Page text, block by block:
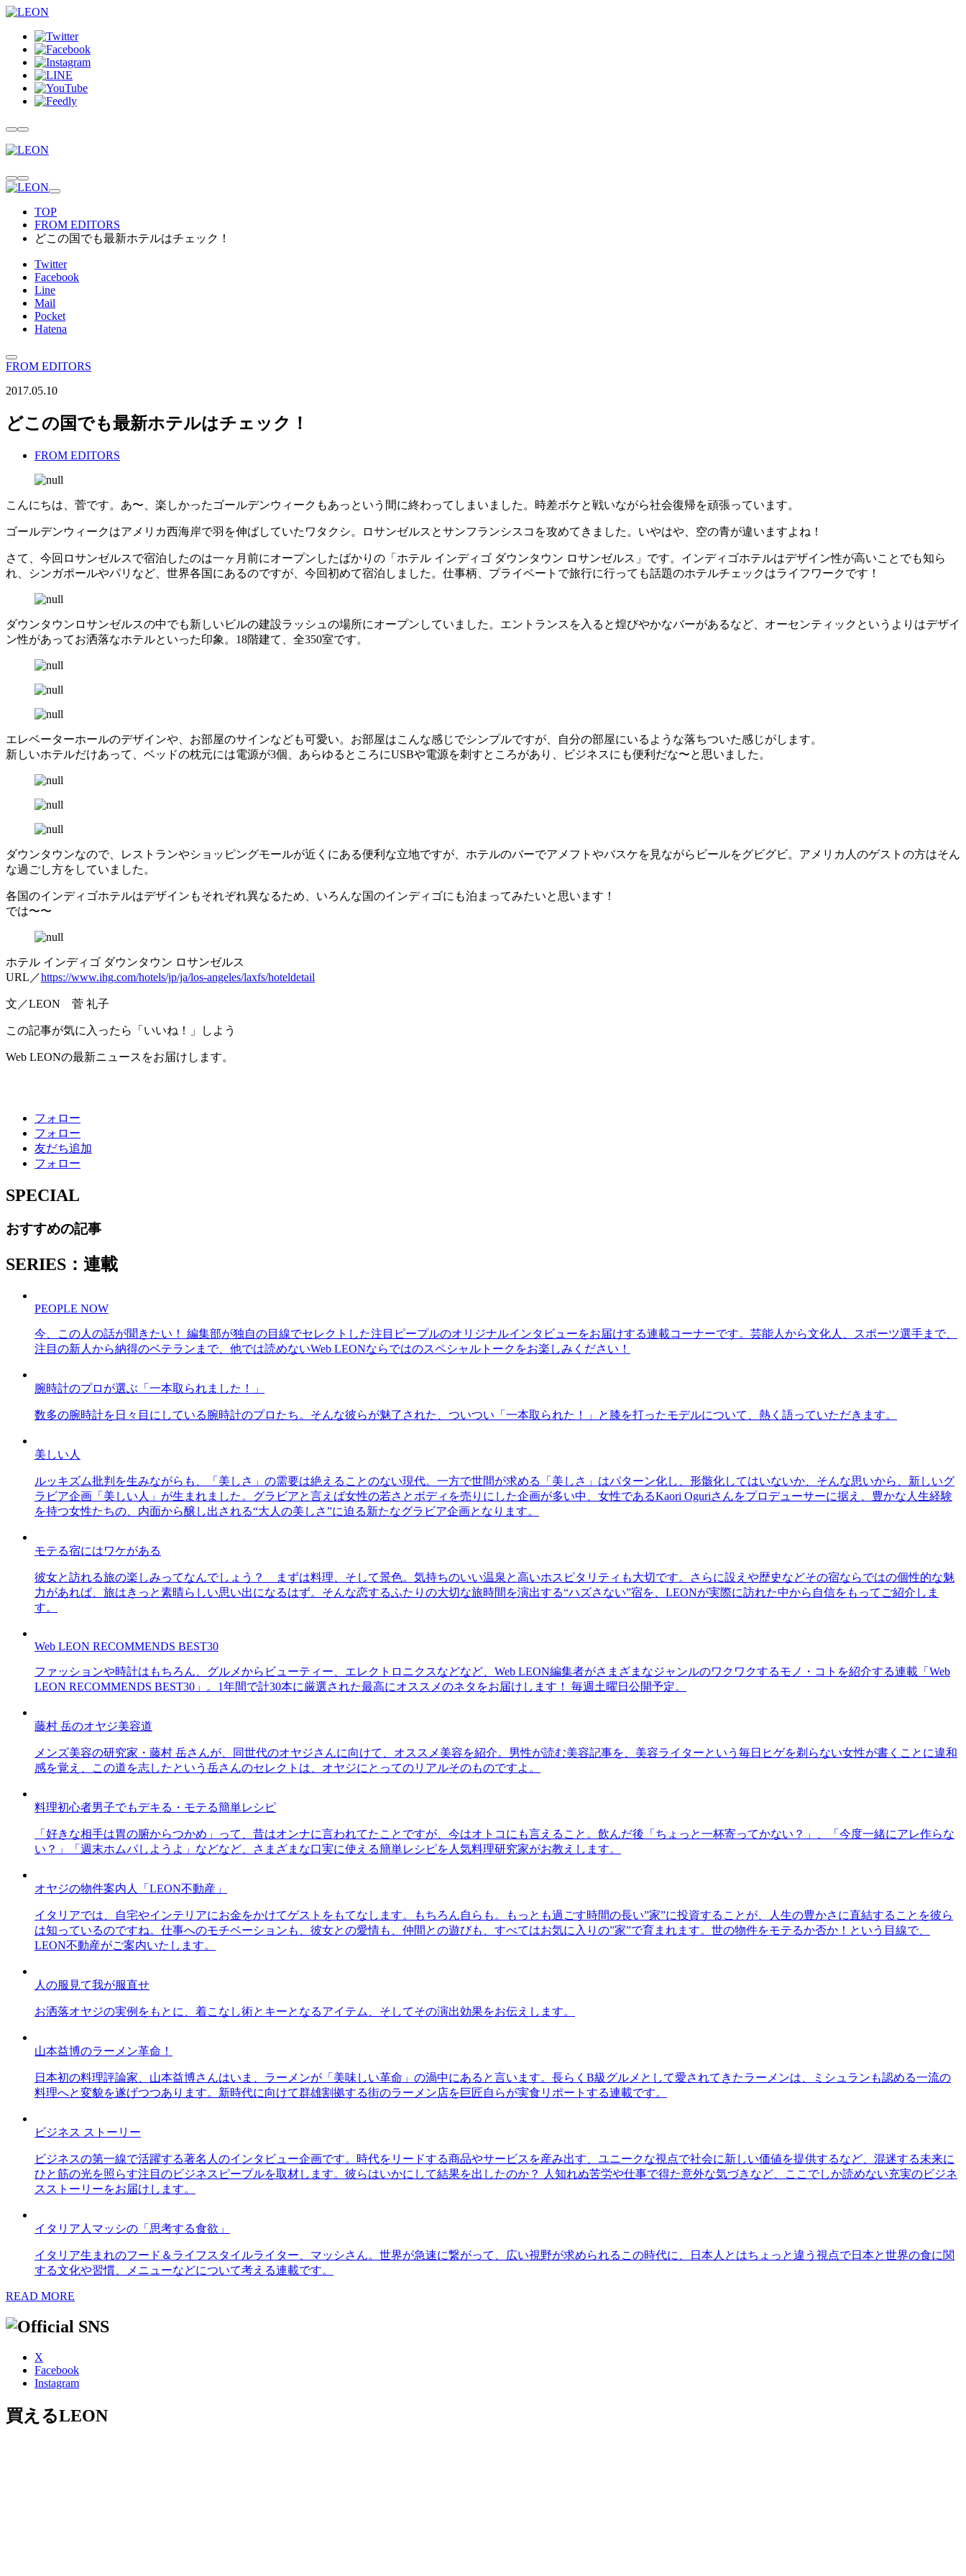
TOP
FROM EDITORS
どこの国でも最新ホテルはチェック！
Twitter
Facebook
Line
Mail
Pocket
Hatena
FROM EDITORS
2017.05.10
どこの国でも最新ホテルはチェック！
FROM EDITORS
こんにちは、菅です。あ〜、楽しかったゴールデンウィークもあっという間に終わってしまいました。時差ボケと戦いながら社会復帰を頑張っています。
ゴールデンウィークはアメリカ西海岸で羽を伸ばしていたワタクシ。ロサンゼルスとサンフランシスコを攻めてきました。いやはや、空の青が違いますよね！
さて、今回ロサンゼルスで宿泊したのは一ヶ月前にオープンしたばかりの「ホテル インディゴ ダウンタウン ロサンゼルス」です。インディゴホテルはデザイン性が高いことでも知ら
れ、シンガポールやパリなど、世界各国にあるのですが、今回初めて宿泊しました。仕事柄、プライベートで旅行に行っても話題のホテルチェックはライフワークです！
ダウンタウンロサンゼルスの中でも新しいビルの建設ラッシュの場所にオープンしていました。エントランスを入ると煌びやかなバーがあるなど、オーセンティックというよりはデザイ
ン性があってお洒落なホテルといった印象。18階建て、全350室です。
エレベーターホールのデザインや、お部屋のサインなども可愛い。お部屋はこんな感じでシンプルですが、自分の部屋にいるような落ちついた感じがします。
新しいホテルだけあって、ベッドの枕元には電源が3個、あらゆるところにUSBや電源を刺すところがあり、ビジネスにも便利だな〜と思いました。
ダウンタウンなので、レストランやショッピングモールが近くにある便利な立地ですが、ホテルのバーでアメフトやバスケを見ながらビールをグビグビ。アメリカ人のゲストの方はそん
な過ごし方をしていました。
各国のインディゴホテルはデザインもそれぞれ異なるため、いろんな国のインディゴにも泊まってみたいと思います！
では〜〜
ホテル インディゴ ダウンタウン ロサンゼルス
URL／https://www.ihg.com/hotels/jp/ja/los-angeles/laxfs/hoteldetail
文／LEON 菅 礼子
この記事が気に入ったら「いいね！」しよう
Web LEONの最新ニュースをお届けします。
フォロー
フォロー
友だち追加
フォロー
SPECIAL
おすすめの記事
SERIES：連載
PEOPLE NOW
今、この人の話が聞きたい！ 編集部が独自の目線でセレクトした注目ピープルのオリジナルインタビューをお届けする連載コーナーです。芸能人から文化人、スポーツ選手まで、
注目の新人から納得のベテランまで、他では読めないWeb LEONならではのスペシャルトークをお楽しみください！
腕時計のプロが選ぶ「一本取られました！」
数多の腕時計を日々目にしている腕時計のプロたち。そんな彼らが魅了された、ついつい「一本取られた！」と膝を打ったモデルについて、熱く語っていただきます。
美しい人
ルッキズム批判を生みながらも、「美しさ」の需要は絶えることのない現代。一方で世間が求める「美しさ」はパターン化し、形骸化してはいないか、そんな思いから、新しいグ
ラビア企画「美しい人」が生まれました。グラビアと言えば女性の若さとボディを売りにした企画が多い中、女性であるKaori Oguriさんをプロデューサーに据え、豊かな人生経験
を持つ女性たちの、内面から醸し出される“大人の美しさ”に迫る新たなグラビア企画となります。
モテる宿にはワケがある
彼女と訪れる旅の楽しみってなんでしょう？ まずは料理、そして景色。気持ちのいい温泉と高いホスピタリティも大切です。さらに設えや歴史などその宿ならではの個性的な魅
力があれば、旅はきっと素晴らしい思い出になるはず。そんな恋するふたりの大切な旅時間を演出する“ハズさない”宿を、LEONが実際に訪れた中から自信をもってご紹介しま
す。
Web LEON RECOMMENDS BEST30
ファッションや時計はもちろん、グルメからビューティー、エレクトロニクスなどなど、Web LEON編集者がさまざまなジャンルのワクワクするモノ・コトを紹介する連載「Web
LEON RECOMMENDS BEST30」。1年間で計30本に厳選された最高にオススメのネタをお届けします！ 毎週土曜日公開予定。
藤村 岳のオヤジ美容道
メンズ美容の研究家・藤村 岳さんが、同世代のオヤジさんに向けて、オススメ美容を紹介。男性が読む美容記事を、美容ライターという毎日ヒゲを剃らない女性が書くことに違和
感を覚え、この道を志したという岳さんのセレクトは、オヤジにとってのリアルそのものですよ。
料理初心者男子でもデキる・モテる簡単レシピ
「好きな相手は胃の腑からつかめ」って、昔はオンナに言われてたことですが、今はオトコにも言えること。飲んだ後「ちょっと一杯寄ってかない？」、「今度一緒にアレ作らな
い？」「週末ホムパしようよ」などなど、さまざまな口実に使える簡単レシピを人気料理研究家がお教えします。
オヤジの物件案内人「LEON不動産」
イタリアでは、自宅やインテリアにお金をかけてゲストをもてなします。もちろん自らも。もっとも過ごす時間の長い”家”に投資することが、人生の豊かさに直結することを彼ら
は知っているのですね。仕事へのモチベーションも、彼女との愛情も、仲間との遊びも、すべてはお気に入りの”家”で育まれます。世の物件をモテるか否か！という目線で、
LEON不動産がご案内いたします。
人の服見て我が服直せ
お洒落オヤジの実例をもとに、着こなし術とキーとなるアイテム、そしてその演出効果をお伝えします。
山本益博のラーメン革命！
日本初の料理評論家、山本益博さんはいま、ラーメンが「美味しい革命」の渦中にあると言います。長らくB級グルメとして愛されてきたラーメンは、ミシュランも認める一流の
料理へと変貌を遂げつつあります。新時代に向けて群雄割拠する街のラーメン店を巨匠自らが実食リポートする連載です。
ビジネス ストーリー
ビジネスの第一線で活躍する著名人のインタビュー企画です。時代をリードする商品やサービスを産み出す、ユニークな視点で社会に新しい価値を提供するなど、混迷する未来に
ひと筋の光を照らす注目のビジネスピープルを取材します。彼らはいかにして結果を出したのか？ 人知れぬ苦労や仕事で得た意外な気づきなど、ここでしか読めない充実のビジネ
スストーリーをお届けします。
イタリア人マッシの「思考する食欲」
イタリア生まれのフード＆ライフスタイルライター、マッシさん。世界が急速に繋がって、広い視野が求められるこの時代に、日本人とはちょっと違う視点で日本と世界の食に関
する文化や習慣、メニューなどについて考える連載です。
READ MORE
X
Facebook
Instagram
買えるLEON